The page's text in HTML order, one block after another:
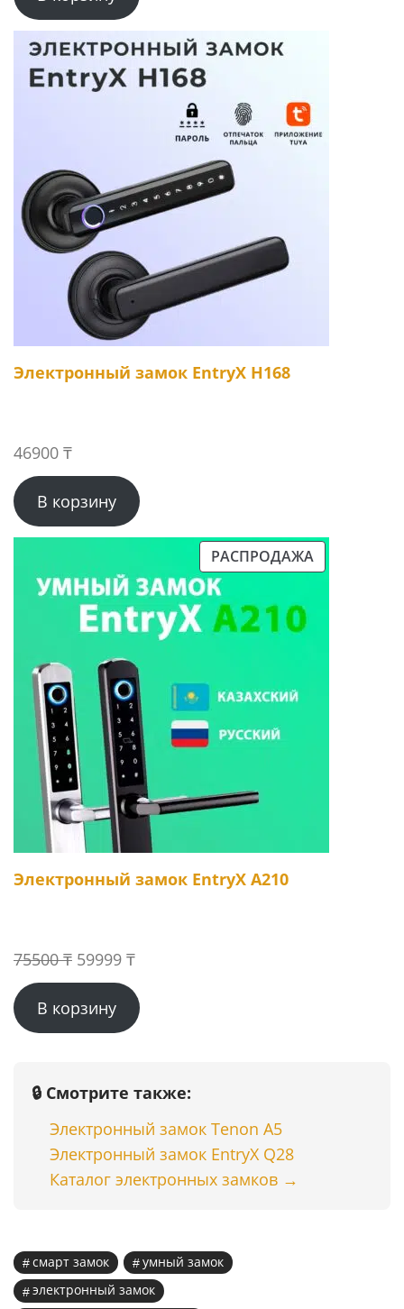
Электронный замок EntryX H168
46900 ₸
В корзину
РАСПРОДАЖА
ПРОДАВАЕМЫЙ
ТОВАР
Электронный замок EntryX A210
75500₸ Первоначальная
цена
составляла
75500 ₸.
59999 ₸Текущая
59999 ₸.
В корзину
🔒 Смотрите также:
Электронный замок Tenon A5
Электронный замок EntryX Q28
Каталог электронных замков →
смарт замок
умный замок
электронный замок